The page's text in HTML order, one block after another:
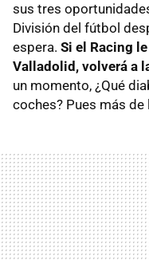
sus tres
División del fútbol
espera. Si el Racing
Valladolid, volverá a
un momento, ¿Qué
coches? Pues más de